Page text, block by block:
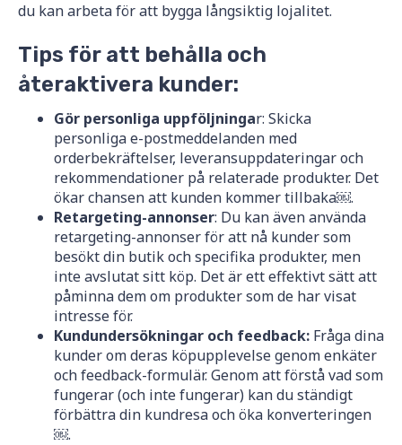
du kan arbeta för att bygga långsiktig lojalitet.
Tips för att behålla och
återaktivera kunder:
Gör personliga uppföljningar: Skicka
personliga e-postmeddelanden med
orderbekräftelser, leveransuppdateringar och
rekommendationer på relaterade produkter. Det
ökar chansen att kunden kommer tillbaka￼.
Retargeting-annonser: Du kan även använda
retargeting-annonser för att nå kunder som
besökt din butik och specifika produkter, men
inte avslutat sitt köp. Det är ett effektivt sätt att
påminna dem om produkter som de har visat
intresse för.
Kundundersökningar och feedback: Fråga dina
kunder om deras köpupplevelse genom enkäter
och feedback-formulär. Genom att förstå vad som
fungerar (och inte fungerar) kan du ständigt
förbättra din kundresa och öka konverteringen
￼.